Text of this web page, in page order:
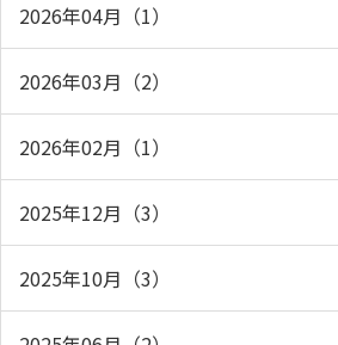
2026年04月（1）
2026年03月（2）
2026年02月（1）
2025年12月（3）
2025年10月（3）